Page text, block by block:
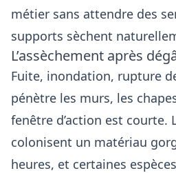
métier sans attendre des
supports sèchent
L’assèchement après
Fuite, inondation, rupture
pénètre les murs, les
fenêtre d’action est courte.
colonisent un matériau
heures, et certaines